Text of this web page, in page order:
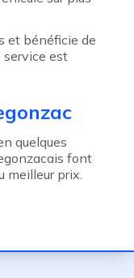
et bénéficie de
service est
quelques
font
meilleur prix.